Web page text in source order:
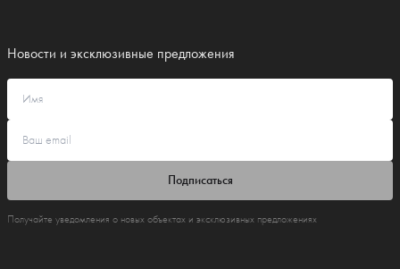
Новости и эксклюзивные предложения
Подписаться
Получайте уведомления о новых объектах и эксклюзивных предложениях